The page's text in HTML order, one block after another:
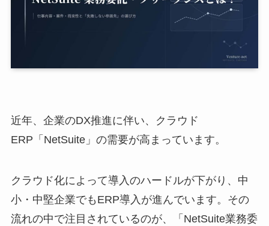
近年、企業のDX推進に伴い、クラウド
ERP「NetSuite」の需要が高まっています。
クラウド化によって導入のハードルが下がり、中
小・中堅企業でもERP導入が進んでいます。その
流れの中で注目されているのが、「NetSuite業務委